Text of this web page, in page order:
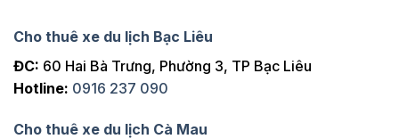
Cho thuê xe du lịch Bạc Liêu
ĐC: 60 Hai Bà Trưng, Phường 3, TP Bạc Liêu
Hotline: 0916 237 090
Cho thuê xe du lịch Cà Mau